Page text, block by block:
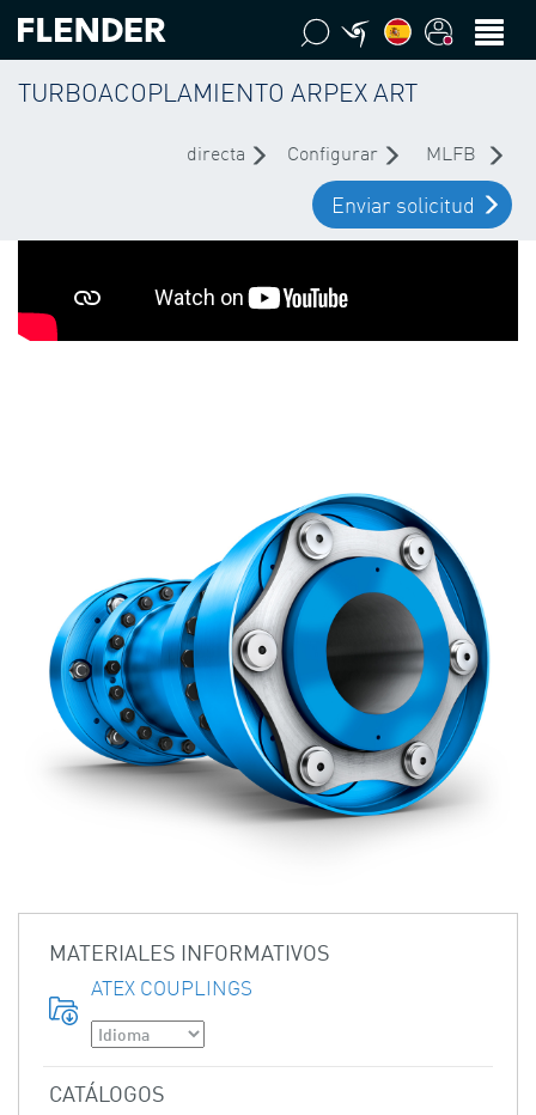
TURBOACOPLAMIENTO ARPEX ART
directa Configurar MLFB
Enviar solicitud
MATERIALES INFORMATIVOS
ATEX COUPLINGS
CATÁLOGOS